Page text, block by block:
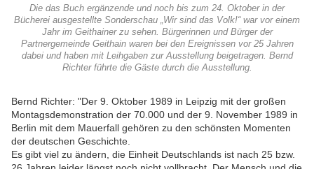
Die das Buch ergänzende und noch bis zum 24. Oktober in der
Bücherei ausgestellte Sonderschau „Wir sind das Volk!“ war vor einem
Jahr im Geithainer zu sehen. Bürgerinnen und Bürger der
Partnergemeinde Geithain waren bei den Ereignissen vor 25 Jahren
dabei und haben mit Leihgaben zur Ausstellung beigetragen. Bernd
Richter führte die Gäste durch die Ausstellung.
Bernd Richter: "Der 9. Oktober 1989 in Leipzig mit der großen
Montagsdemonstration der 70.000 und der 9. November 1989 in
Berlin mit dem Mauerfall gehören zu den schönsten Momenten
der deutschen Geschichte.
Es gibt viel zu ändern, die Einheit Deutschlands ist nach 25 bzw.